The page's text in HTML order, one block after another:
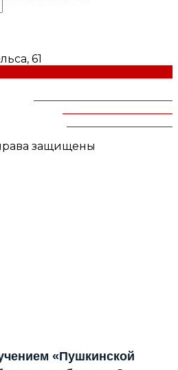
61
защищены
«Пушкинской